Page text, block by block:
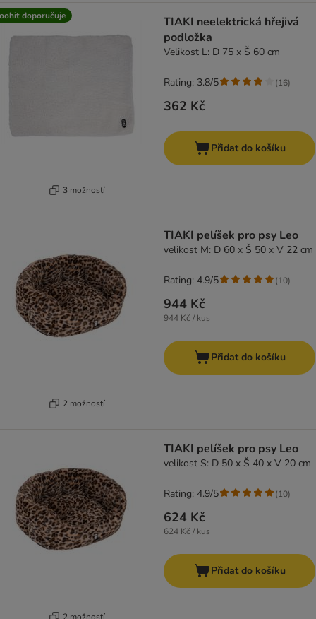
doporučuje
3 možností
TIAKI neelektrická hřejivá
podložka
Velikost L: D 75 x Š 60 cm
362 Kč
Rating: 3.8/5 (16)
Přidat do košíku
2 možností
TIAKI pelíšek pro psy Leo
velikost M: D 60 x Š 50 x V 22 cm
944 Kč
944 Kč / kus
Rating: 4.9/5 (10)
Přidat do košíku
2 možností
TIAKI pelíšek pro psy Leo
velikost S: D 50 x Š 40 x V 20 cm
624 Kč
624 Kč / kus
Rating: 4.9/5 (10)
Přidat do košíku